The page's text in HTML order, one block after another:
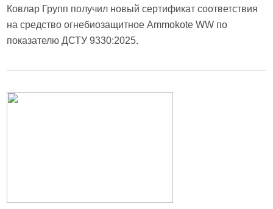
Ковлар Групп получил новый сертификат соответствия
на средство огнебиозащитное Ammokote WW по
показателю ДСТУ 9330:2025.